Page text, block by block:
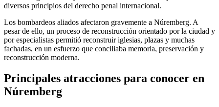
diversos principios del derecho penal internacional.
Los bombardeos aliados afectaron gravemente a Núremberg. A
pesar de ello, un proceso de reconstrucción orientado por la ciudad y
por especialistas permitió reconstruir iglesias, plazas y muchas
fachadas, en un esfuerzo que conciliaba memoria, preservación y
reconstrucción moderna.
Principales atracciones para conocer en
Núremberg